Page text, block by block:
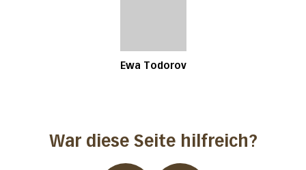
Ewa Todorov
War diese Seite hilfreich?